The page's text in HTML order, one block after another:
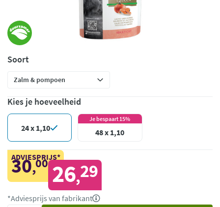
Soort
Kies je hoeveelheid
24 x 1,10
Je bespaart 15%
48 x 1,10
ADVIESPRIJS*
30,00 26,29
*Adviesprijs van fabrikant